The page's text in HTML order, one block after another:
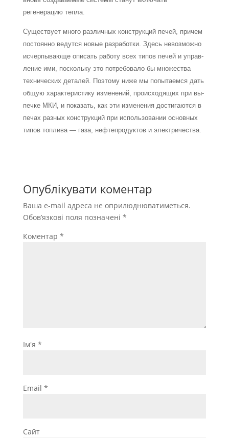
регенерацию тепла.
Существует много различных конструкций печей, причем
постоянно ведутся новые разработки. Здесь невозможно
исчерпывающе описать работу всех типов печей и управ­
ление ими, поскольку это потребовало бы множества
технических деталей. Поэтому ниже мы попытаемся дать
общую характеристику изменений, происходящих при вы­
печке МКИ, и показать, как эти изменения достигаются в
печах разных конструкций при использовании основных
типов топлива — газа, нефтепродуктов и электричества.
Опублікувати коментар
Ваша e-mail адреса не оприлюднюватиметься.
Обов’язкові поля позначені *
Коментар *
Ім'я *
Email *
Сайт